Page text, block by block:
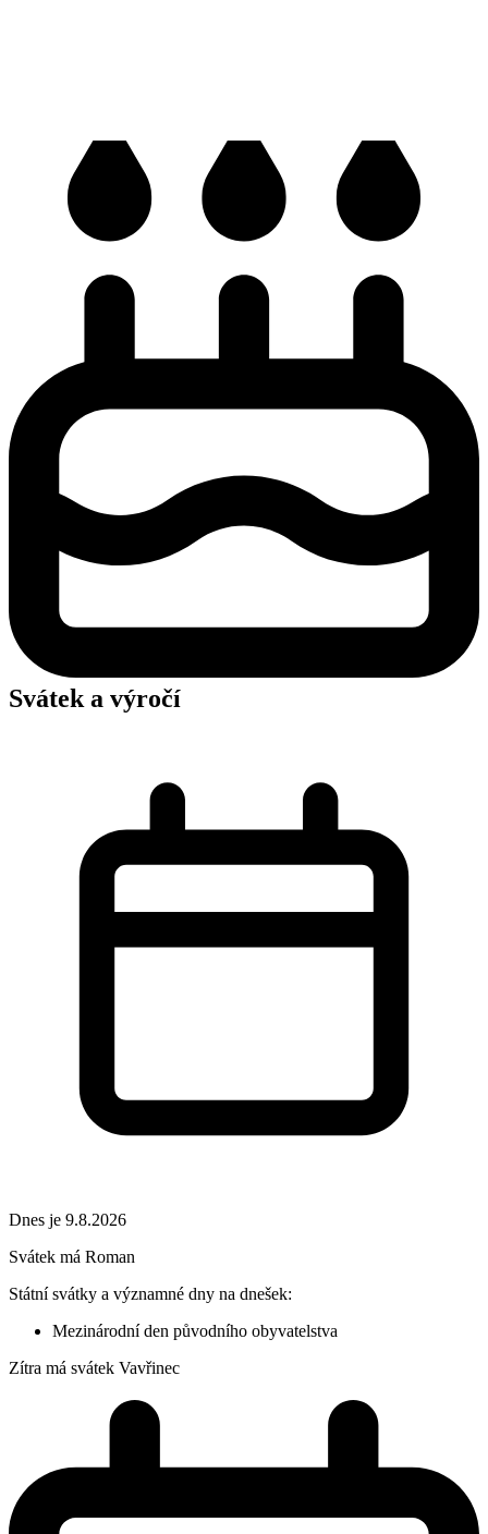
Svátek a výročí
Dnes je 9.8.2026
Svátek má Roman
Státní svátky a významné dny na dnešek:
Mezinárodní den původního obyvatelstva
Zítra má svátek Vavřinec